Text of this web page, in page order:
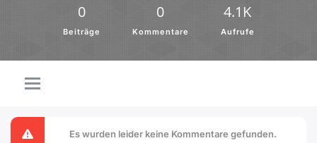
0
Beiträge
0
Kommentare
4.1K
Aufrufe
Es wurden leider keine Kommentare gefunden.